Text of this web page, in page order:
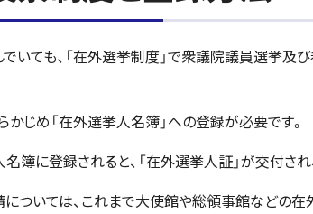
いても、「在外選挙制度」で衆議院議員選挙
かじめ「在外選挙人名簿」への登録が必要です。
簿に登録されると、「在外選挙人証」が交付され
ついては、これまで大使館や総領事館などの